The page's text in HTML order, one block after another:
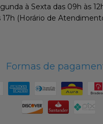
à Sexta das 09h às
17h (Horário de
Formas de